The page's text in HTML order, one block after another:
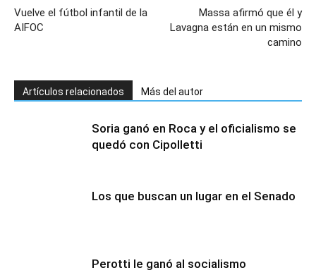
Vuelve el fútbol infantil de la
AIFOC
Massa afirmó que él y
Lavagna están en un mismo
camino
Artículos relacionados Más del autor
Soria ganó en Roca y el oficialismo se
quedó con Cipolletti
Los que buscan un lugar en el Senado
Perotti le ganó al socialismo